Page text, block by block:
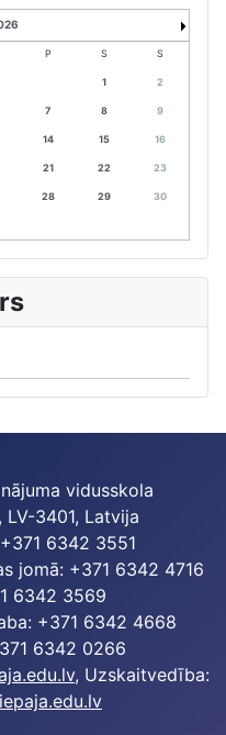
P S S
1 2
7 8 9
14 15 16
21 22 23
28 29 30
vidusskola
3401, Latvija
6342 3551
jomā: +371 6342 4716
6342 3569
+371 6342 4668
6342 0266
, Uzskaitvedība: